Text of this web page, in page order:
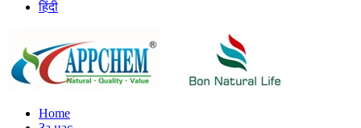
हिंदी
Home